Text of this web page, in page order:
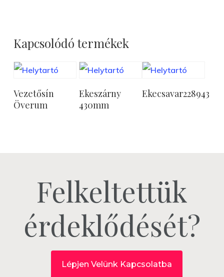
Kapcsolódó termékek
Tovább
Olvasom
Vezetősín
Överum
Tovább
Olvasom
Ekeszárny
430mm
Ekecsavar228943
Felkeltettük
érdeklődését?
Lépjen Velünk Kapcsolatba